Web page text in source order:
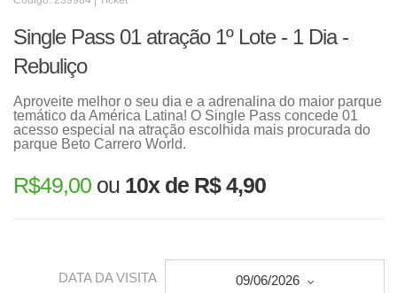
Single Pass 01 atração 1º Lote - 1 Dia -
Rebuliço
Aproveite melhor o seu dia e a adrenalina do maior parque
temático da América Latina! O Single Pass concede 01
acesso especial na atração escolhida mais procurada do
parque Beto Carrero World.
R$49,00 ou 10x de R$ 4,90
DATA DA VISITA 09/06/2026